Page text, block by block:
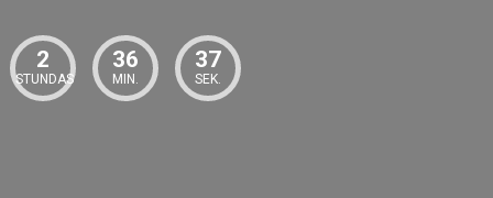
Lucide montāžas instrukciju un elektrodrošības prasības. Darba
2
STUNDAS
36
MIN.
36
SEK.